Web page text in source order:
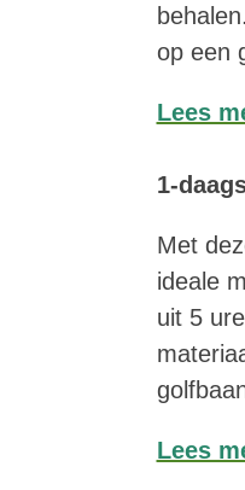
op een
Lees
1-
Met
ideale
uit 5
Lees